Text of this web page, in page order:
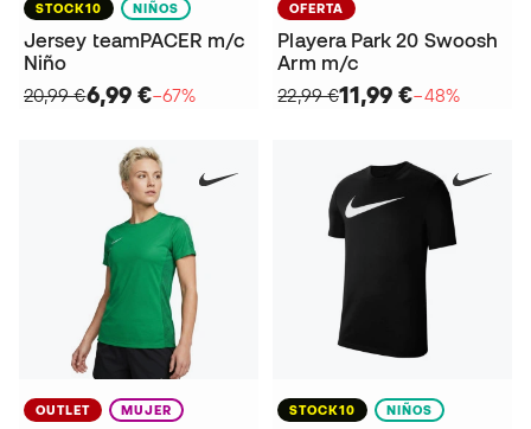
STOCK10 NIÑOS
Jersey teamPACER m/c
Niño
20,99 €6,99 €−67%
OFERTA
Playera Park 20 Swoosh
Arm m/c
22,99 €11,99 €−48%
OUTLET MUJER STOCK10 NIÑOS